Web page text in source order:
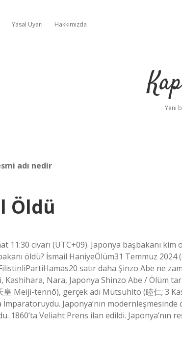
Yasal Uyarı Hakkımızda
Yeni
adı nedir
Öldü
11:30 civarı (UTC+09). Japonya başbakanı
öldü? İsmail HaniyeÖlüm31 Temmuz 2024
satır daha Şinzo Abe ne
Kashihara, Nara, Japonya Shinzo Abe / Ölüm
Meiji-tennō), gerçek adı Mutsuhito (睦仁; 3
İmparatoruydu. Japonya’nın
1860’ta Veliaht Prens ilan edildi. Japonya’nın